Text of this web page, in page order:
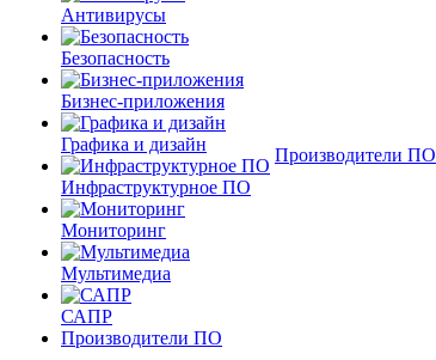
Антивирусы
Безопасность
Бизнес-приложения
Графика и дизайн
Инфраструктурное ПО
Мониторинг
Мультимедиа
САПР
Производители ПО
Производители ПО